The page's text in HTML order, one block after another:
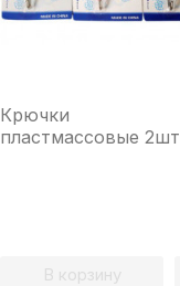
Крючки
пластмассовые 2шт
В корзину